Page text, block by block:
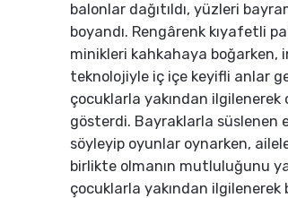
balonlar dağıtıldı, yüzleri
boyandı. Rengârenk kıyafetli
minikleri kahkahaya
teknolojiyle iç içe keyifli anlar
çocuklarla yakından
gösterdi. Bayraklarla süslenen
söyleyip oyunlar oynarken,
birlikte olmanın mutluluğunu
çocuklarla yakından